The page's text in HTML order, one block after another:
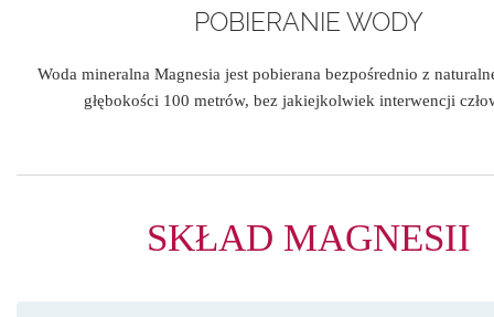
POBIERANIE WODY
Woda mineralna Magnesia jest pobierana bezpośrednio z
głębokości 100 metrów, bez jakiejkolwiek interwencji
SKŁAD MAGNESII